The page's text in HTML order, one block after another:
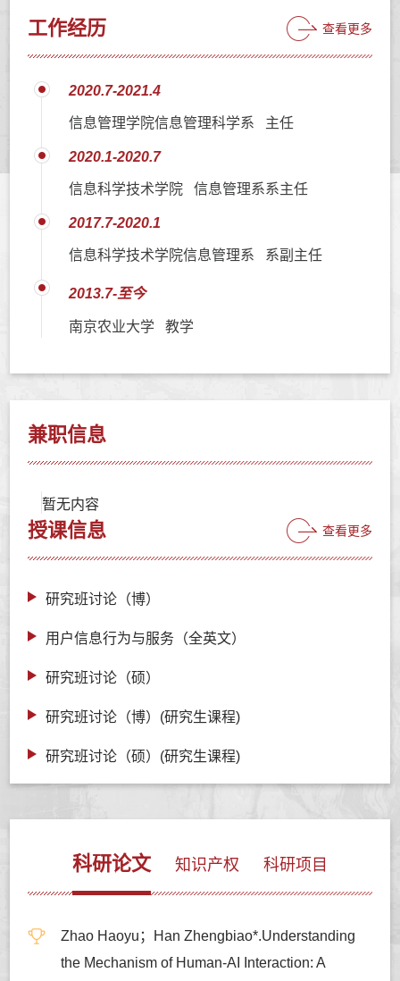
工作经历 查看更多
2020.7-2021.4
信息管理学院信息管理科学系 主任
2020.1-2020.7
信息科学技术学院 信息管理系系主任
2017.7-2020.1
信息科学技术学院信息管理系 系副主任
2013.7-至今
南京农业大学 教学
兼职信息
暂无内容
授课信息 查看更多
研究班讨论（博）
用户信息行为与服务（全英文）
研究班讨论（硕）
研究班讨论（博）(研究生课程)
研究班讨论（硕）(研究生课程)
科研论文 知识产权 科研项目
Zhao Haoyu；Han Zhengbiao*.Understanding
the Mechanism of Human-AI Interaction: A